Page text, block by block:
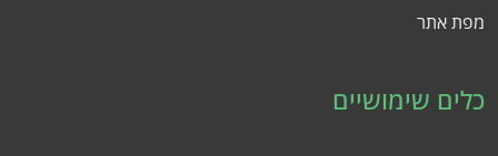
מפת אתר
כלים שימושיים